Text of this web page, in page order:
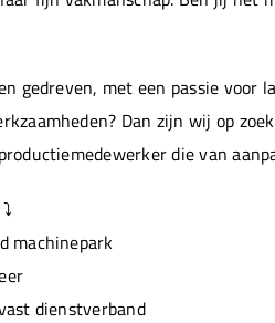
gedreven, met een passie voor
Dan zijn wij op
die van
machinepark
dienstverband